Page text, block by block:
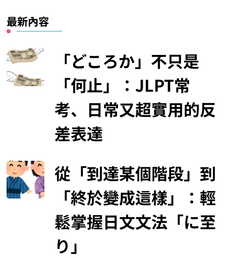
最新內容
「どころか」不只是
「何止」：JLPT常
考、日常又超實用的反
差表達
從「到達某個階段」到
「終於變成這樣」：輕
鬆掌握日文文法「に至
り」